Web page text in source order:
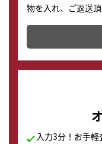
物を入れ、ご返送
テムです。
配送でも簡単&安
す。
入力3分！お手軽